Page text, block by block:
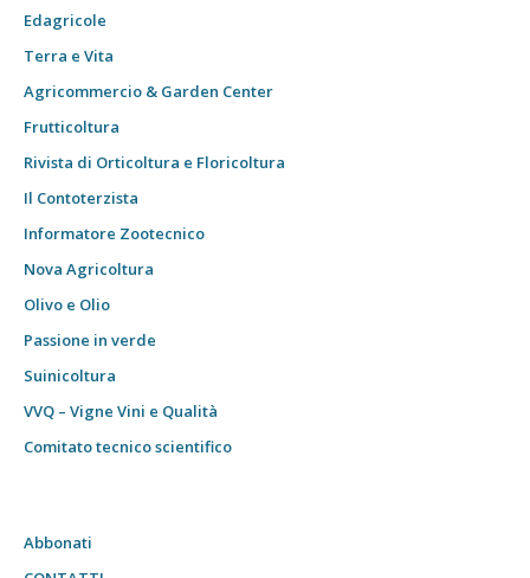
Edagricole
Terra e Vita
Agricommercio & Garden Center
Frutticoltura
Rivista di Orticoltura e Floricoltura
Il Contoterzista
Informatore Zootecnico
Nova Agricoltura
Olivo e Olio
Passione in verde
Suinicoltura
VVQ – Vigne Vini e Qualità
Comitato tecnico scientifico
Abbonati